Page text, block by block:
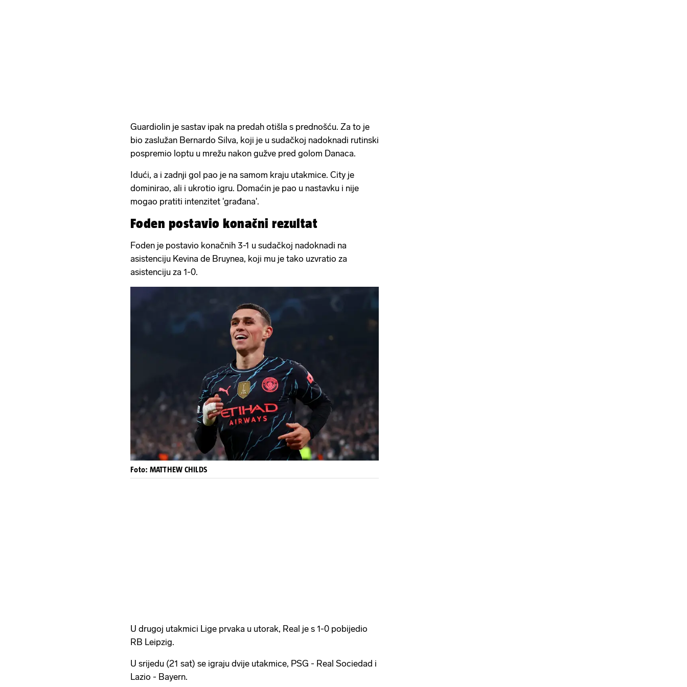
Guardiolin je sastav ipak na predah otišla s prednošću. Za to je
bio zaslužan Bernardo Silva, koji je u sudačkoj nadoknadi rutinski
pospremio loptu u mrežu nakon gužve pred golom Danaca.
Idući, a i zadnji gol pao je na samom kraju utakmice. City je
dominirao, ali i ukrotio igru. Domaćin je pao u nastavku i nije
mogao pratiti intenzitet 'građana'.
Foden postavio konačni rezultat
Foden je postavio konačnih 3-1 u sudačkoj nadoknadi na
asistenciju Kevina de Bruynea, koji mu je tako uzvratio za
asistenciju za 1-0.
Foto: MATTHEW CHILDS
U drugoj utakmici Lige prvaka u utorak, Real je s 1-0 pobijedio
RB Leipzig.
U srijedu (21 sat) se igraju dvije utakmice, PSG - Real Sociedad i
Lazio - Bayern.